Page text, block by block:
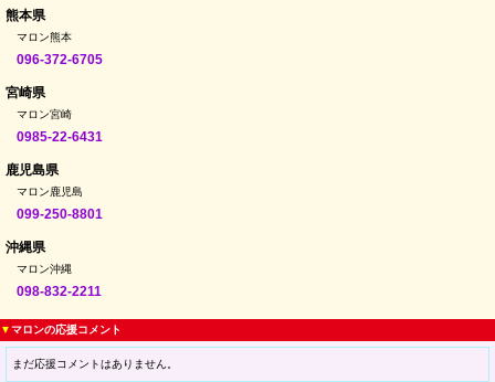
熊本県
マロン熊本
096-372-6705
宮崎県
マロン宮崎
0985-22-6431
鹿児島県
マロン鹿児島
099-250-8801
沖縄県
マロン沖縄
098-832-2211
▼マロンの応援コメント
まだ応援コメントはありません。